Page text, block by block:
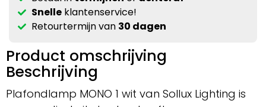
Snelleklantenservice!
Retourtermijn van 30 dagen
Product omschrijving
Beschrijving
Plafondlamp MONO 1 wit van Sollux Lighting is